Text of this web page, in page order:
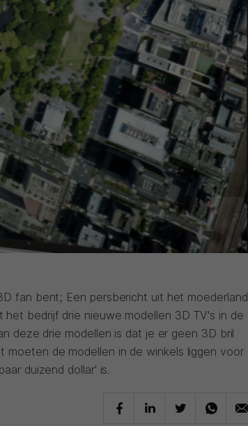
fan bent; Een persbericht uit het moederland
bedrijf drie nieuwe modellen 3D TV's in de
deze drie modellen is dat je er geen 3D bril
moeten de modellen in de winkels liggen voor
duizend dollar' is.